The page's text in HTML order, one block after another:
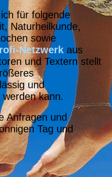
für folgende
Naturheilkunde,
sowie
Netzwerk aus
und Textern stellt
und
kann.
Anfragen und
Tag und